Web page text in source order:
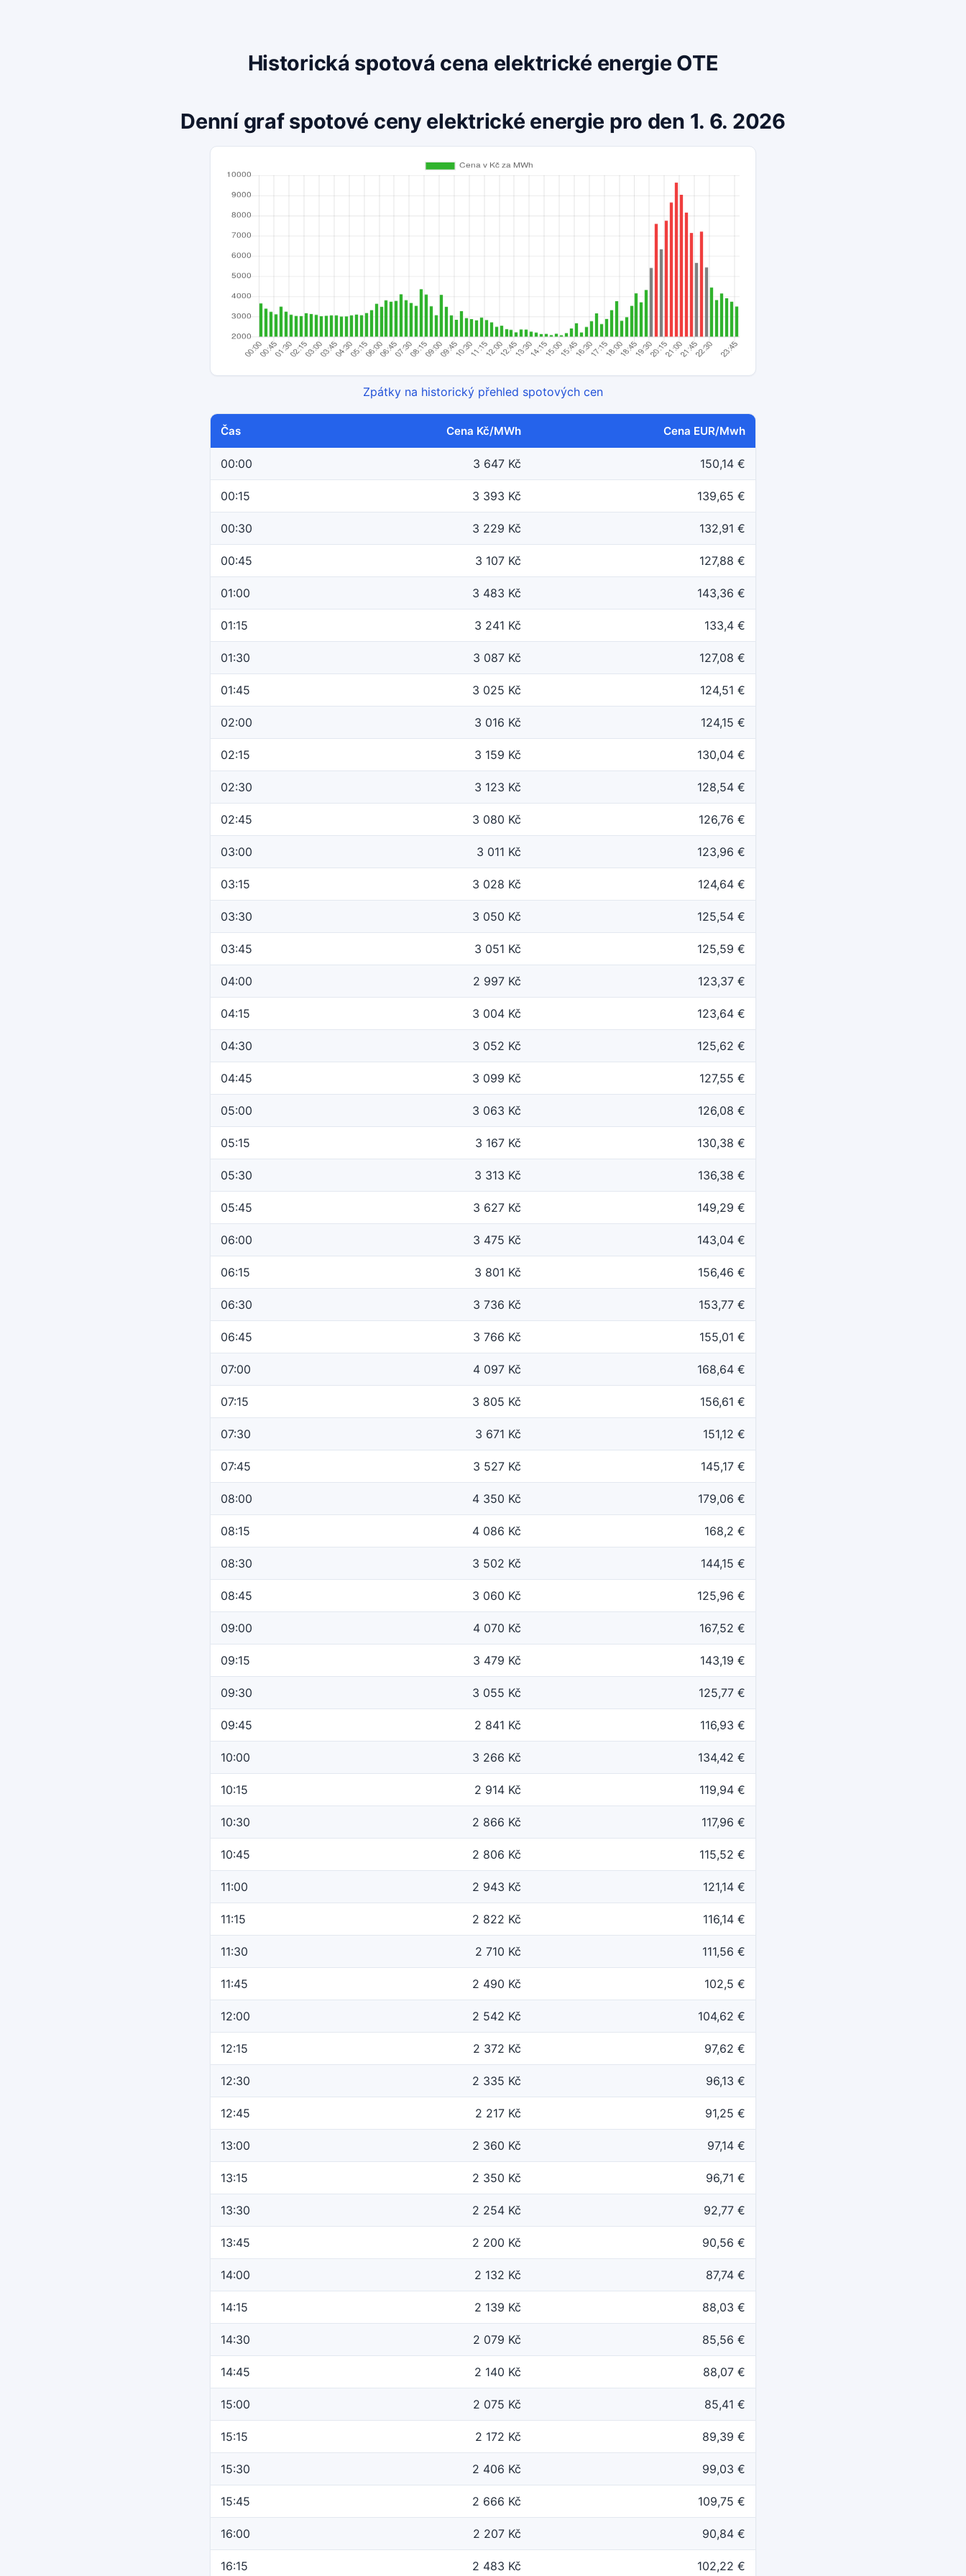
Historická spotová cena elektrické energie OTE
Denní graf spotové ceny elektrické energie pro den 1. 6. 2026
Zpátky na historický přehled spotových cen
Čas Cena Kč/MWh Cena EUR/Mwh
00:00 3 647 Kč 150,14 €
00:15 3 393 Kč 139,65 €
00:30 3 229 Kč 132,91 €
00:45 3 107 Kč 127,88 €
01:00 3 483 Kč 143,36 €
01:15 3 241 Kč 133,4 €
01:30 3 087 Kč 127,08 €
01:45 3 025 Kč 124,51 €
02:00 3 016 Kč 124,15 €
02:15 3 159 Kč 130,04 €
02:30 3 123 Kč 128,54 €
02:45 3 080 Kč 126,76 €
03:00 3 011 Kč 123,96 €
03:15 3 028 Kč 124,64 €
03:30 3 050 Kč 125,54 €
03:45 3 051 Kč 125,59 €
04:00 2 997 Kč 123,37 €
04:15 3 004 Kč 123,64 €
04:30 3 052 Kč 125,62 €
04:45 3 099 Kč 127,55 €
05:00 3 063 Kč 126,08 €
05:15 3 167 Kč 130,38 €
05:30 3 313 Kč 136,38 €
05:45 3 627 Kč 149,29 €
06:00 3 475 Kč 143,04 €
06:15 3 801 Kč 156,46 €
06:30 3 736 Kč 153,77 €
06:45 3 766 Kč 155,01 €
07:00 4 097 Kč 168,64 €
07:15 3 805 Kč 156,61 €
07:30 3 671 Kč 151,12 €
07:45 3 527 Kč 145,17 €
08:00 4 350 Kč 179,06 €
08:15 4 086 Kč 168,2 €
08:30 3 502 Kč 144,15 €
08:45 3 060 Kč 125,96 €
09:00 4 070 Kč 167,52 €
09:15 3 479 Kč 143,19 €
09:30 3 055 Kč 125,77 €
09:45 2 841 Kč 116,93 €
10:00 3 266 Kč 134,42 €
10:15 2 914 Kč 119,94 €
10:30 2 866 Kč 117,96 €
10:45 2 806 Kč 115,52 €
11:00 2 943 Kč 121,14 €
11:15 2 822 Kč 116,14 €
11:30 2 710 Kč 111,56 €
11:45 2 490 Kč 102,5 €
12:00 2 542 Kč 104,62 €
12:15 2 372 Kč 97,62 €
12:30 2 335 Kč 96,13 €
12:45 2 217 Kč 91,25 €
13:00 2 360 Kč 97,14 €
13:15 2 350 Kč 96,71 €
13:30 2 254 Kč 92,77 €
13:45 2 200 Kč 90,56 €
14:00 2 132 Kč 87,74 €
14:15 2 139 Kč 88,03 €
14:30 2 079 Kč 85,56 €
14:45 2 140 Kč 88,07 €
15:00 2 075 Kč 85,41 €
15:15 2 172 Kč 89,39 €
15:30 2 406 Kč 99,03 €
15:45 2 666 Kč 109,75 €
16:00 2 207 Kč 90,84 €
16:15 2 483 Kč 102,22 €